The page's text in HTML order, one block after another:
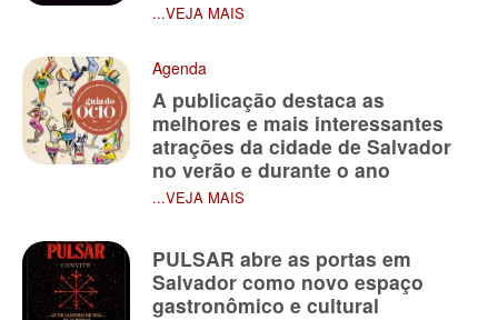
...VEJA MAIS
Agenda
A publicação destaca as
melhores e mais interessantes
atrações da cidade de Salvador
no verão e durante o ano
...VEJA MAIS
PULSAR abre as portas em
Salvador como novo espaço
gastronômico e cultural